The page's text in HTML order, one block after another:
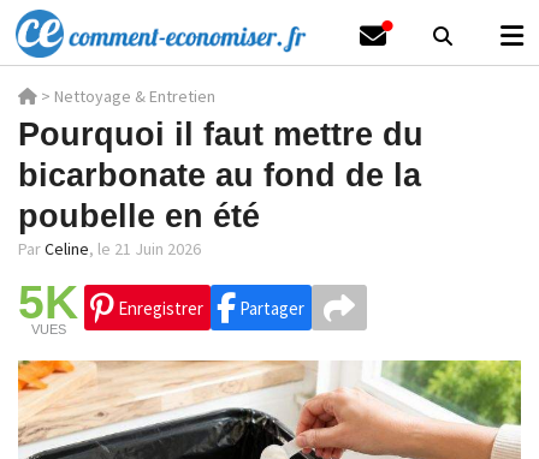
> Nettoyage & Entretien
Pourquoi il faut mettre du
bicarbonate au fond de la
poubelle en été
ParCeline, le 21 Juin 2026
5K
VUES
Enregistrer Partager